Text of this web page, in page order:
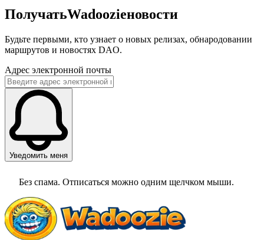
ПолучатьWadoozieновости
Будьте первыми, кто узнает о новых релизах, обнародовании
маршрутов и новостях DAO.
Адрес электронной почты
Уведомить меня
Без спама. Отписаться можно одним щелчком мыши.